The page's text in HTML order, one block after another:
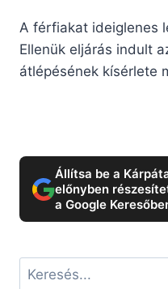
A férfiakat ideiglenes
Ellenük eljárás indult
átlépésének kísérlete
Állítsa be a
előnyben
a Google
Keresés